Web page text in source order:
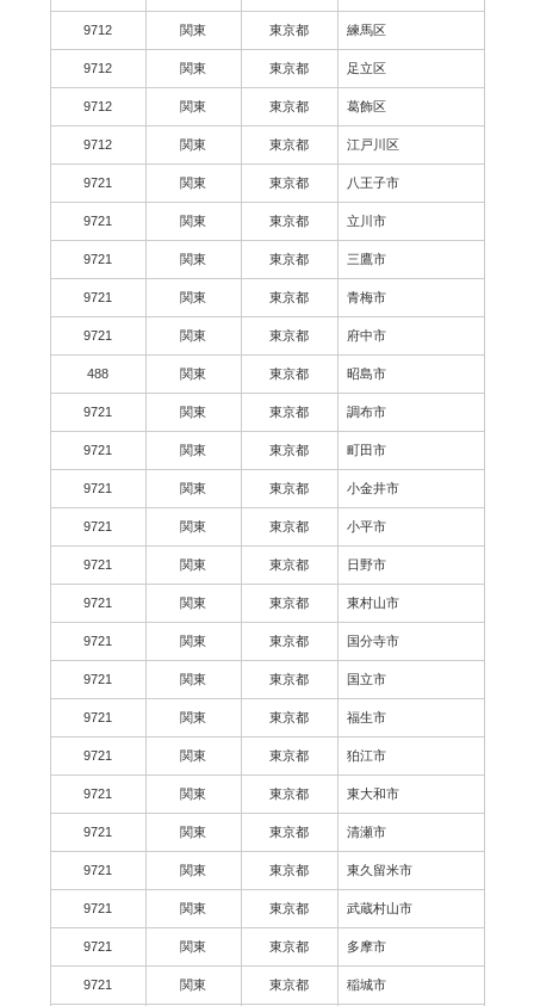
9712 関東 東京都 練馬区
9712 関東 東京都 足立区
9712 関東 東京都 葛飾区
9712 関東 東京都 江戸川区
9721 関東 東京都 八王子市
9721 関東 東京都 立川市
9721 関東 東京都 三鷹市
9721 関東 東京都 青梅市
9721 関東 東京都 府中市
488 関東 東京都 昭島市
9721 関東 東京都 調布市
9721 関東 東京都 町田市
9721 関東 東京都 小金井市
9721 関東 東京都 小平市
9721 関東 東京都 日野市
9721 関東 東京都 東村山市
9721 関東 東京都 国分寺市
9721 関東 東京都 国立市
9721 関東 東京都 福生市
9721 関東 東京都 狛江市
9721 関東 東京都 東大和市
9721 関東 東京都 清瀬市
9721 関東 東京都 東久留米市
9721 関東 東京都 武蔵村山市
9721 関東 東京都 多摩市
9721 関東 東京都 稲城市